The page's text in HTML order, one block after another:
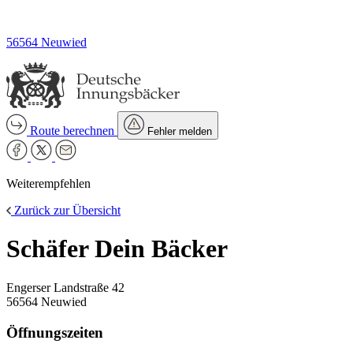
56564 Neuwied
Route berechnen Fehler melden
Weiterempfehlen
Zurück zur Übersicht
Schäfer Dein Bäcker
Engerser Landstraße 42
56564 Neuwied
Öffnungszeiten